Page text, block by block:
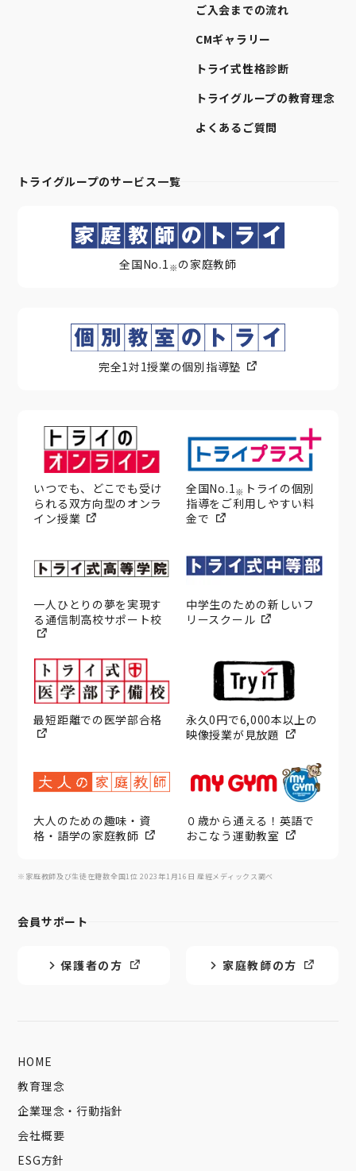
ご入会までの流れ
CMギャラリー
トライ式性格診断
トライグループの教育理念
よくあるご質問
トライグループのサービス一覧
全国No.1 ※ の家庭教師
完全1対1授業の個別指導塾
いつでも、どこでも受け
られる双方向型のオンラ
イン授業
全国No.1※ トライの個別
指導をご利用しやすい料
金で
一人ひとりの夢を実現す
る通信制高校サポート校
中学生のための新しいフ
リースクール
最短距離での医学部合格
永久0円で6,000本以上の
映像授業が見放題
大人のための趣味・資
格・語学の家庭教師
０歳から通える！英語で
おこなう運動教室
※家庭教師及び生徒在籍数全国1位 2023年1月16日 産經メディックス調べ
会員サポート
保護者の方 家庭教師の方
HOME
教育理念
企業理念・行動指針
会社概要
ESG方針